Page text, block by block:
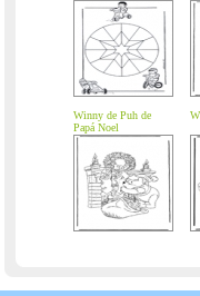
Winny de Puh de
Papá Noel